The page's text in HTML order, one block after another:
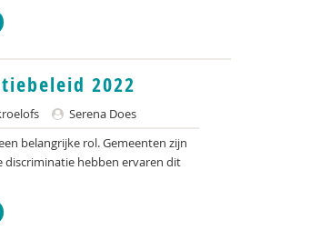
2022
Serena Does
belangrijke rol. Gemeenten zijn
hebben ervaren dit